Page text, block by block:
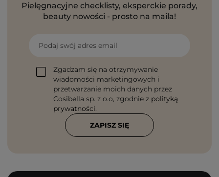
Pielęgnacyjne checklisty, eksperckie porady,
beauty nowości - prosto na maila!
Podaj swój adres email
Zgadzam się na otrzymywanie
wiadomości marketingowych i
przetwarzanie moich danych przez
Cosibella sp. z o.o, zgodnie z polityką
prywatności.
ZAPISZ SIĘ